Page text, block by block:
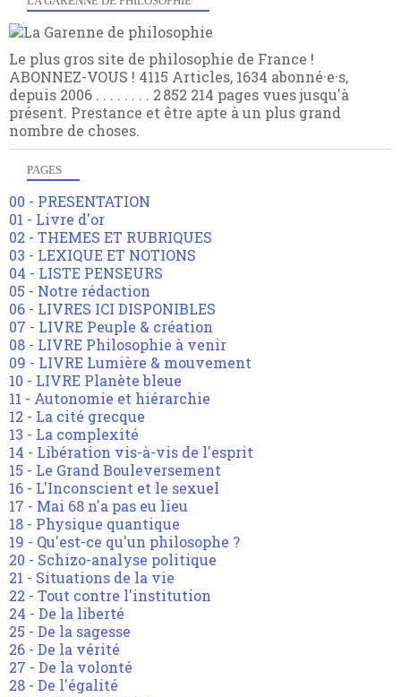
Le plus gros site de philosophie de France !
ABONNEZ-VOUS ! 4115 Articles, 1634 abonné·e·s,
depuis 2006 . . . . . . . . 2 852 214 pages vues jusqu'à
présent. Prestance et être apte à un plus grand
nombre de choses.
PAGES
00 - PRESENTATION
01 - Livre d'or
02 - THEMES ET RUBRIQUES
03 - LEXIQUE ET NOTIONS
04 - LISTE PENSEURS
05 - Notre rédaction
06 - LIVRES ICI DISPONIBLES
07 - LIVRE Peuple & création
08 - LIVRE Philosophie à venir
09 - LIVRE Lumière & mouvement
10 - LIVRE Planète bleue
11 - Autonomie et hiérarchie
12 - La cité grecque
13 - La complexité
14 - Libération vis-à-vis de l'esprit
15 - Le Grand Bouleversement
16 - L'Inconscient et le sexuel
17 - Mai 68 n'a pas eu lieu
18 - Physique quantique
19 - Qu'est-ce qu'un philosophe ?
20 - Schizo-analyse politique
21 - Situations de la vie
22 - Tout contre l'institution
24 - De la liberté
25 - De la sagesse
26 - De la vérité
27 - De la volonté
28 - De l'égalité